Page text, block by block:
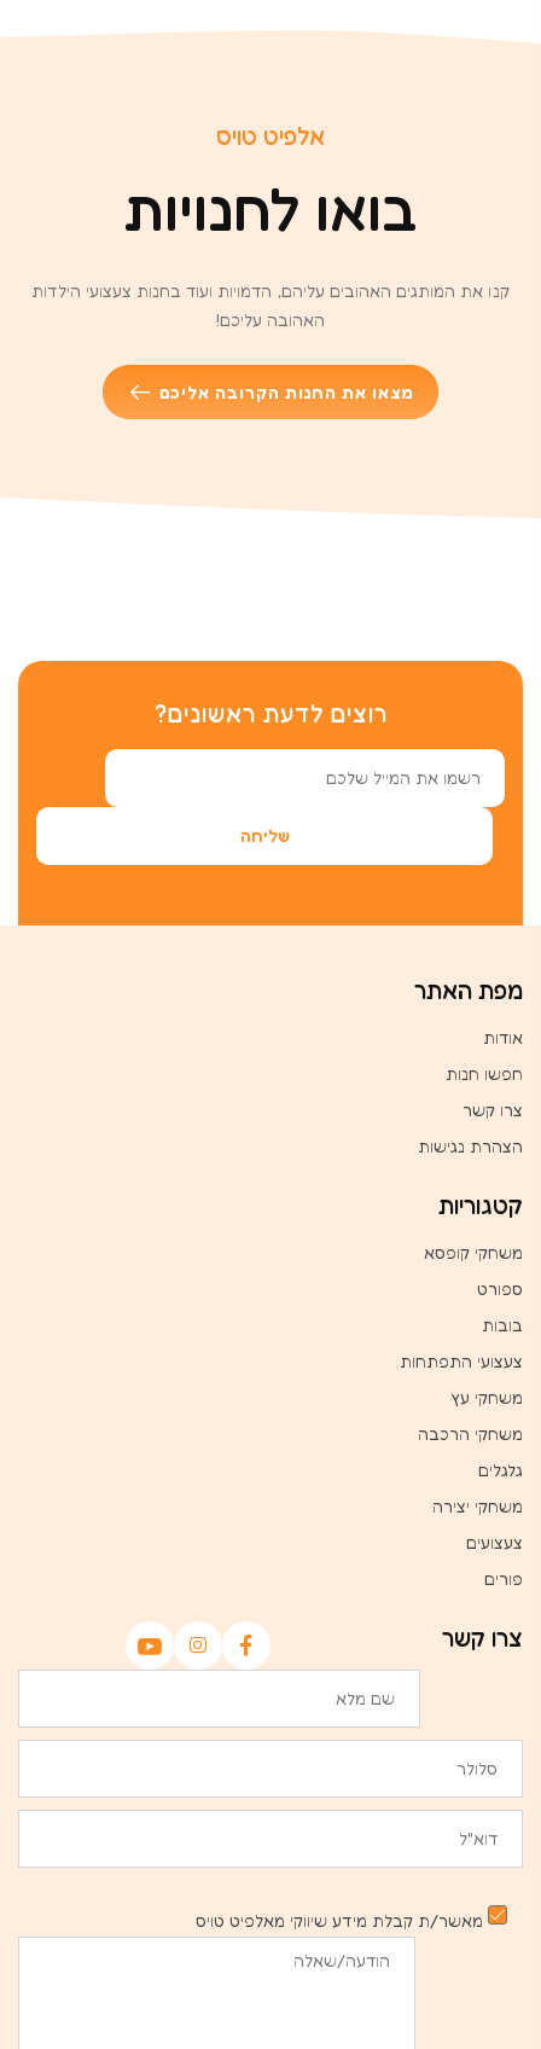
אלפיט טויס
בואו לחנויות
קנו את המותגים האהובים עליהם, הדמויות ועוד בחנות צעצועי הילדות
האהובה עליכם!
מצאו את החנות הקרובה אליכם
רוצים לדעת ראשונים?
מפת האתר
אודות
חפשו חנות
צרו קשר
הצהרת נגישות
קטגוריות
משחקי קופסא
ספורט
בובות
צעצועי התפתחות
משחקי עץ
משחקי הרכבה
גלגלים
משחקי יצירה
צעצועים
פורים
צרו קשר
מאשר/ת קבלת מידע שיווקי מאלפיט טויס